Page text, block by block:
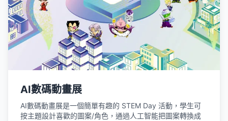
AI數碼動畫展
AI數碼動畫展是一個簡單有趣的 STEM Day 活動，學生可
按主題設計喜歡的圖案/角色，通過人工智能把圖案轉換成